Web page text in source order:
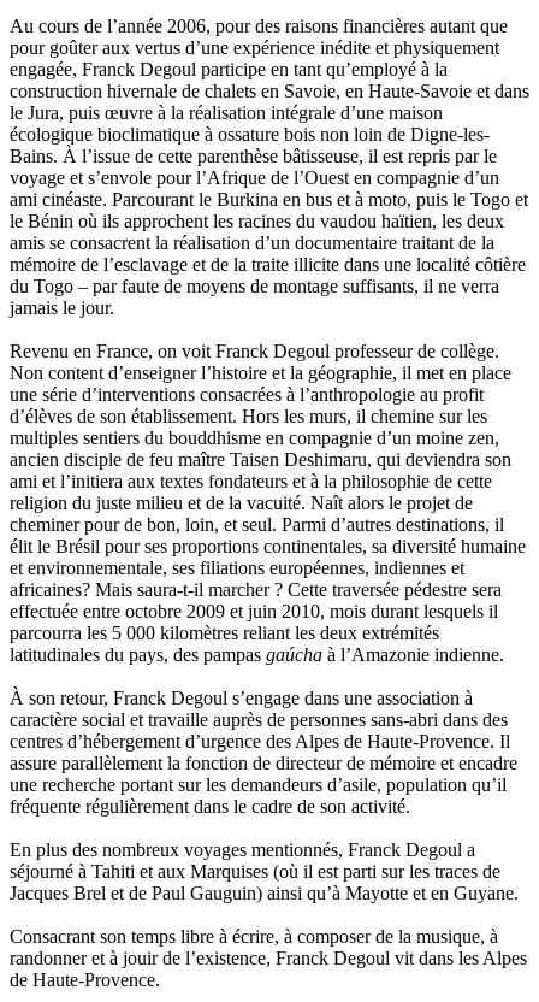
Ravel Patrice de
Revel Luc de
Ripart Jacqueline
Rizzato Tullio
Rochez Carine
Rondón Analía
Roperch Aurélie
Roux Baptiste
Sablé Erik
Saint-Loup
Salon Olivier
Sapin-Defour Cédric
Sattler Alexandre
Sauquet Michel
Shipton Eric
Sibony Julie
Sokpakbaïev Berdibek
Soleilhavoup François
Squillace Sophie
Stuck Hudson
Sylvestre Françoise
Tardieu Marc
Terrisse Marc
Tesson Sylvain
Thevenet Jacqueline
Touboul Marion
Toumanov Vadim
Trouplin Boris
Troussier Virginie
Tulane Fabrice
Tzapoff Antoine
Ujfalvy-Bourdon Marie de
Urbain Jean-Didier
Valéry Philippe
Valentin Jean-Pierre
Vayron Isabelle
Vayron Xavier
Vera Siphay
Victor Paul-Émile
Victor Stéphane
Vignon Vincent
Au cours de l’année 2006, pour des raisons financières autant que
pour goûter aux vertus d’une expérience inédite et physiquement
engagée, Franck Degoul participe en tant qu’employé à la
construction hivernale de chalets en Savoie, en Haute-Savoie et dans
le Jura, puis œuvre à la réalisation intégrale d’une maison
écologique bioclimatique à ossature bois non loin de Digne-les-
Bains. À l’issue de cette parenthèse bâtisseuse, il est repris par le
voyage et s’envole pour l’Afrique de l’Ouest en compagnie d’un
ami cinéaste. Parcourant le Burkina en bus et à moto, puis le Togo et
le Bénin où ils approchent les racines du vaudou haïtien, les deux
amis se consacrent la réalisation d’un documentaire traitant de la
mémoire de l’esclavage et de la traite illicite dans une localité côtière
du Togo – par faute de moyens de montage suffisants, il ne verra
jamais le jour.
Revenu en France, on voit Franck Degoul professeur de collège.
Non content d’enseigner l’histoire et la géographie, il met en place
une série d’interventions consacrées à l’anthropologie au profit
d’élèves de son établissement. Hors les murs, il chemine sur les
multiples sentiers du bouddhisme en compagnie d’un moine zen,
ancien disciple de feu maître Taisen Deshimaru, qui deviendra son
ami et l’initiera aux textes fondateurs et à la philosophie de cette
religion du juste milieu et de la vacuité. Naît alors le projet de
cheminer pour de bon, loin, et seul. Parmi d’autres destinations, il
élit le Brésil pour ses proportions continentales, sa diversité humaine
et environnementale, ses filiations européennes, indiennes et
africaines? Mais saura-t-il marcher ? Cette traversée pédestre sera
effectuée entre octobre 2009 et juin 2010, mois durant lesquels il
parcourra les 5 000 kilomètres reliant les deux extrémités
latitudinales du pays, des pampas gaúcha à l’Amazonie indienne.
À son retour, Franck Degoul s’engage dans une association à
caractère social et travaille auprès de personnes sans-abri dans des
centres d’hébergement d’urgence des Alpes de Haute-Provence. Il
assure parallèlement la fonction de directeur de mémoire et encadre
une recherche portant sur les demandeurs d’asile, population qu’il
fréquente régulièrement dans le cadre de son activité.
En plus des nombreux voyages mentionnés, Franck Degoul a
séjourné à Tahiti et aux Marquises (où il est parti sur les traces de
Jacques Brel et de Paul Gauguin) ainsi qu’à Mayotte et en Guyane.
Consacrant son temps libre à écrire, à composer de la musique, à
randonner et à jouir de l’existence, Franck Degoul vit dans les Alpes
de Haute-Provence.